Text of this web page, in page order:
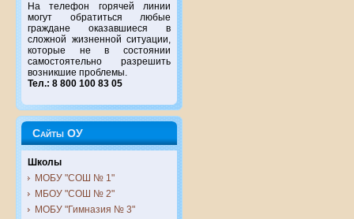
На телефон горячей линии
могут обратиться любые
граждане оказавшиеся в
сложной жизненной ситуации,
которые не в состоянии
самостоятельно разрешить
возникшие проблемы.
Тел.: 8 800 100 83 05
Сайты ОУ
Школы
МОБУ "СОШ № 1"
МБОУ "СОШ № 2"
МОБУ "Гимназия № 3"